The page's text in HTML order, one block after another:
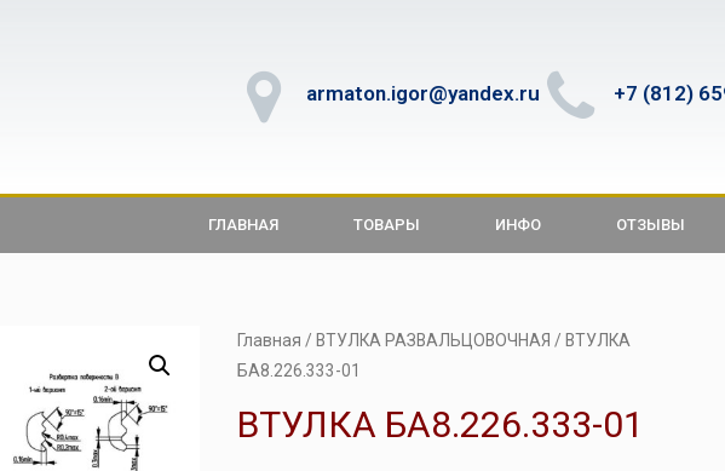
armaton.igor@yandex.ru +7 (812)
ГЛАВНАЯ ТОВАРЫ ИНФО ОТЗЫВЫ
Главная / ВТУЛКА РАЗВАЛЬЦОВОЧНАЯ / ВТУЛКА
БА8.226.333-01
ВТУЛКА БА8.226.333-01